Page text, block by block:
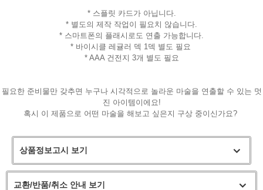
구매
* 스플릿 카드가 아닙니다.
* 별도의 제작 작업이 필요치 않습니다.
* 스마트폰의 플래시로도 연출 가능합니다.
* 바이시클 레귤러 덱 1덱 별도 필요
* AAA 건전지 3개 별도 필요
필요한 준비물만 갖추면 누구나 시각적으로 놀라운 마술을 연출할 수 있는 멋
진 아이템이에요!
혹시 이 제품으로 어떤 마술을 해보고 싶은지 구상 중이신가요?
상품정보고시 보기
교환/반품/취소 안내 보기